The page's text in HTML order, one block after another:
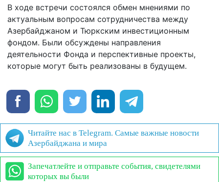
В ходе встречи состоялся обмен мнениями по
актуальным вопросам сотрудничества между
Азербайджаном и Тюркским инвестиционным
фондом. Были обсуждены направления
деятельности Фонда и перспективные проекты,
которые могут быть реализованы в будущем.
Читайте нас в Telegram. Самые важные новости
Азербайджана и мира
Запечатлейте и отправьте события, свидетелями
которых вы были